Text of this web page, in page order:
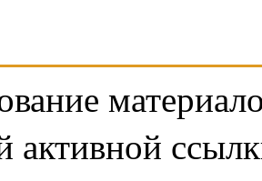
активной